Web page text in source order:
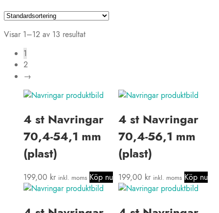
Visar 1–12 av 13 resultat
1
2
→
4 st Navringar
70,4-54,1 mm
(plast)
199,00 kr inkl. moms Köp nu
4 st Navringar
70,4-56,1 mm
(plast)
199,00 kr inkl. moms Köp nu